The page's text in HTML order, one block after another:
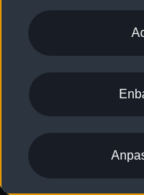
2G/3G nätet stängs
Nyhetsbrev
Vårt hållbarhetsarbete
Lediga tjänster
Lediga tjänster hos
Kommentar till
Anpassa inställningar
Visselblåsarkanaler